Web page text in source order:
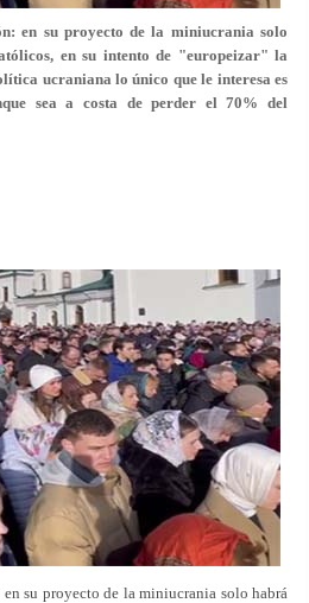
en su proyecto de la miniucrania solo
en su intento de "europeizar" la
ucraniana lo único que le interesa es
sea a costa de perder el 70% del
su proyecto de la miniucrania solo habrá